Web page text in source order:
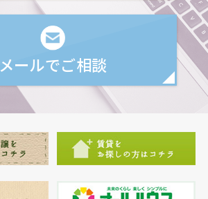
メールでご相談